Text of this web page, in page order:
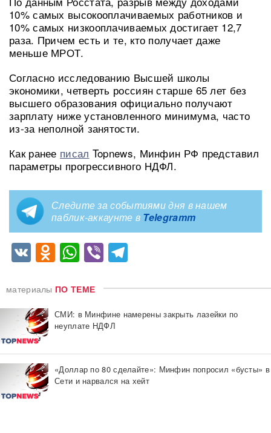
10% самых высокооплачиваемых работников и
10% самых низкооплачиваемых достигает 12,7
раза. Причем есть и те, кто получает даже
меньше МРОТ.
Согласно исследованию Высшей школы
экономики, четверть россиян старше 65 лет без
высшего образования официально получают
зарплату ниже установленного минимума, часто
из-за неполной занятости.
Как ранее писал Topnews, Минфин РФ представил
параметры прогрессивного НДФЛ.
Следите за событиями дня в нашем
паблик-аккаунте в Telegramm
VKOdnoklassniki
WhatsApp
Viber
материалы ПО ТЕМЕ
СМИ: в Минфине намерены закрыть лазейки по
неуплате НДФЛ
«Доллар по 80 сделайте»: Минфин попросил «бусты» в
Сети и нарвался на хейт